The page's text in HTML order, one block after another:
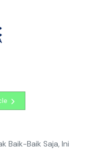
Baik-Baik Saja, Ini